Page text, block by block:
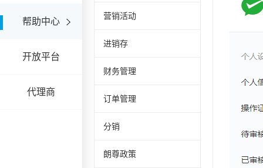
帮助中心
开放平台
代理商
营销活动
进销存
财务管理
订单管理
分销
朗尊政策